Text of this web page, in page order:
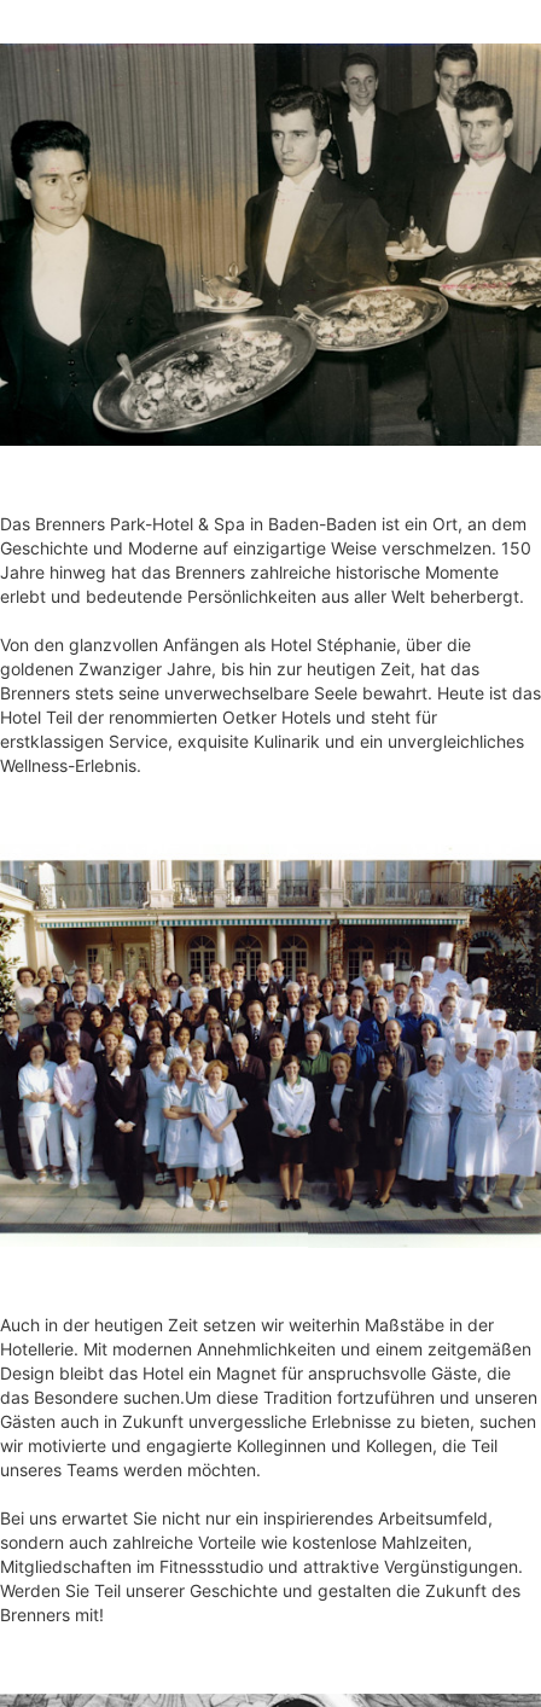
Das Brenners Park-Hotel & Spa in Baden-Baden ist ein Ort, an dem
Geschichte und Moderne auf einzigartige Weise verschmelzen. 150
Jahre hinweg hat das Brenners zahlreiche historische Momente
erlebt und bedeutende Persönlichkeiten aus aller Welt beherbergt.
Von den glanzvollen Anfängen als Hotel Stéphanie, über die
goldenen Zwanziger Jahre, bis hin zur heutigen Zeit, hat das
Brenners stets seine unverwechselbare Seele bewahrt. Heute ist das
Hotel Teil der renommierten Oetker Hotels und steht für
erstklassigen Service, exquisite Kulinarik und ein unvergleichliches
Wellness-Erlebnis.
Auch in der heutigen Zeit setzen wir weiterhin Maßstäbe in der
Hotellerie. Mit modernen Annehmlichkeiten und einem zeitgemäßen
Design bleibt das Hotel ein Magnet für anspruchsvolle Gäste, die
das Besondere suchen.Um diese Tradition fortzuführen und unseren
Gästen auch in Zukunft unvergessliche Erlebnisse zu bieten, suchen
wir motivierte und engagierte Kolleginnen und Kollegen, die Teil
unseres Teams werden möchten.
Bei uns erwartet Sie nicht nur ein inspirierendes Arbeitsumfeld,
sondern auch zahlreiche Vorteile wie kostenlose Mahlzeiten,
Mitgliedschaften im Fitnessstudio und attraktive Vergünstigungen.
Werden Sie Teil unserer Geschichte und gestalten die Zukunft des
Brenners mit!